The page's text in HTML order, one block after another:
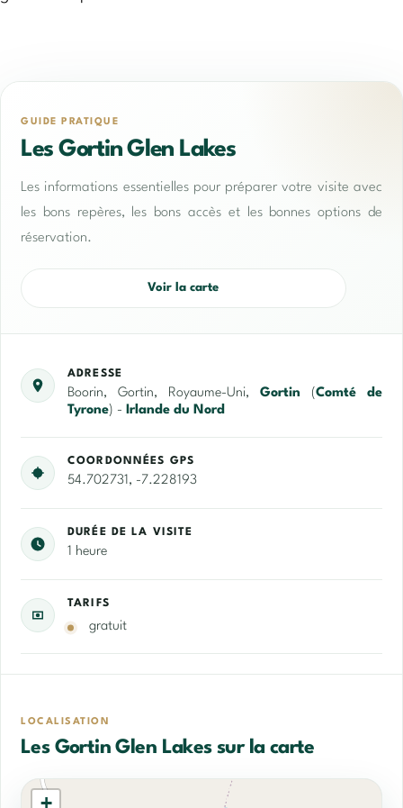
GUIDE PRATIQUE
Les Gortin Glen Lakes
Les informations essentielles pour préparer votre visite avec
les bons repères, les bons accès et les bonnes options de
réservation.
Voir la carte
ADRESSE
Boorin, Gortin, Royaume-Uni, Gortin (Comté de
Tyrone) - Irlande du Nord
COORDONNÉES GPS
54.702731, -7.228193
DURÉE DE LA VISITE
1 heure
TARIFS
gratuit
LOCALISATION
Les Gortin Glen Lakes sur la carte
+